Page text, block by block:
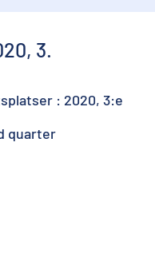
3.
: 2020, 3:e
quarter